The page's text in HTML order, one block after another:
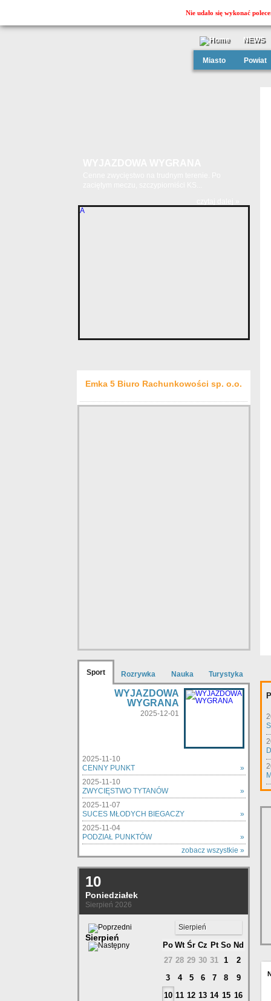
NEWS
Miasto Powiat
Emka 5 Biuro Rachunkowości sp. o.o.
Sport Rozrywka Nauka Turystyka
WYJAZDOWA
WYGRANA
2025-12-01
2025-11-10
CENNY PUNKT
»
2025-11-10
ZWYCIĘSTWO TYTANÓW
»
2025-11-07
SUCES MŁODYCH BIEGACZY
»
2025-11-04
PODZIAŁ PUNKTÓW
»
zobacz wszystkie »
10
Poniedziałek
Sierpień 2026
Sierpień
Sierpień
Po Wt Śr Cz Pt So Nd
27 28 29 30 31 1
2
3
4 5 6 7 8
9
10 11 12 13 14 15 16
Nie udało się wykonać